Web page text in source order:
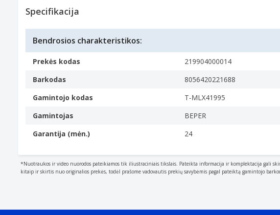
Sidabras, Medis
Laisvai stovintis
Kiekis pakuotėje
Svoris ir matmenys
Plotis
102 mm
Ilgis
102 mm
Aukštis
Specifikacija
Bendrosios charakteristikos:
Prekės kodas
219904000014
Barkodas
8056420221688
Gamintojo kodas
T-MLX41995
Gamintojas
BEPER
Garantija (mėn.)
24
*Nuotraukos ir video nuorodos pateikiamos tik iliustraciniais tikslais. Pateikta informacija ir komplektacija gali
kitaip ir skirtis nuo originalios prekės, todėl prašome vadovautis prekių savybėmis pagal pateiktą gamintojo